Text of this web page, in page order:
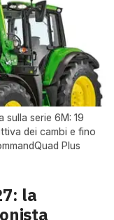
sulla serie 6M: 19
dei cambi e fino
Plus
la